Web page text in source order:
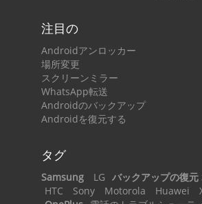
注目の
Androidアンロッカー
場所変更
スクリーンミラー
WhatsApp転送
Androidのバックアップ
Androidを復元する
タグ
Samsung LG バックアップの復
HTC
Sony Motorola Huawei